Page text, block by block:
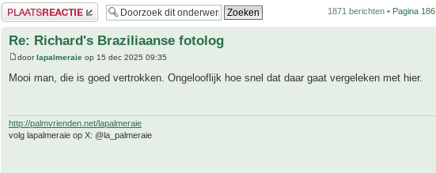
Plaats een reactie 1871 berichten • Pagina 186
Re: Richard's Braziliaanse fotolog
doorlapalmeraie op 15 dec 2025 09:35
Mooi man, die is goed vertrokken. Ongelooflijk hoe snel dat daar gaat vergeleken met hier.
http://palmvrienden.net/lapalmeraie
volg lapalmeraie op X: @la_palmeraie